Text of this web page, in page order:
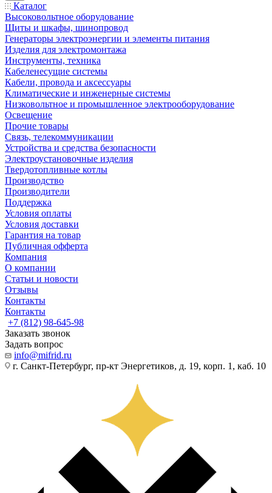
Каталог
Высоковольтное оборудование
Щиты и шкафы, шинопровод
Генераторы электроэнергии и элементы питания
Изделия для электромонтажа
Инструменты, техника
Кабеленесущие системы
Кабели, провода и аксессуары
Климатические и инженерные системы
Низковольтное и промышленное электрооборудование
Освещение
Прочие товары
Связь, телекоммуникации
Устройства и средства безопасности
Электроустановочные изделия
Твердотопливные котлы
Производство
Производители
Поддержка
Условия оплаты
Условия доставки
Гарантия на товар
Публичная офферта
Компания
О компании
Статьи и новости
Отзывы
Контакты
Контакты
+7 (812) 98-645-98
Заказать звонок
Задать вопрос
info@mifrid.ru
г. Санкт-Петербург, пр-кт Энергетиков, д. 19, корп. 1, каб. 10